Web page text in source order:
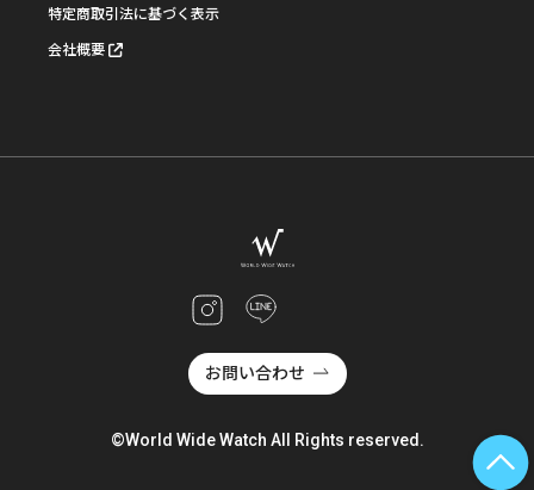
特定商取引法に基づく表示
会社概要
お問い合わせ
©World Wide Watch All Rights reserved.